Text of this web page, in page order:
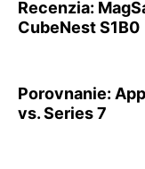
Recenzia:
CubeNest S1B0
Porovnanie:
vs. Series 7